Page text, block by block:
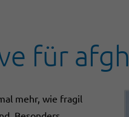
für
mehr, wie fragil